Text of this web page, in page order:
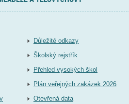
Důležité odkazy
Školský rejstřík
Přehled vysokých škol
Plán veřejných zakázek 2026
Otevřená data